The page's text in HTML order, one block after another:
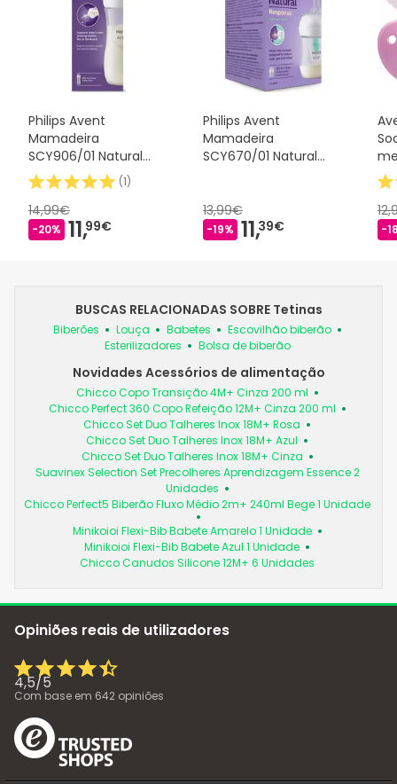
Philips Avent
Mamadeira
SCY906/01 Natural
Response 330ml
(1)
14,99€
-20% 11,99€
Philips Avent
Mamadeira
SCY670/01 Natural
13,99€
-19% 11,39€ -
BUSCAS RELACIONADAS SOBRE Tetinas
Biberões Louça Babetes
Escovilhão biberão
Esterilizadores
Bolsa de biberão
Novidades Acessórios de alimentação
Chicco Copo Transição 4M+ Cinza 200 ml
Chicco Perfect 360 Copo Refeição 12M+ Cinza 200 ml
Chicco Set Duo Talheres Inox 18M+ Rosa
Chicco Set Duo Talheres Inox 18M+ Azul
Chicco Set Duo Talheres Inox 18M+ Cinza
Suavinex Selection Set Precolheres Aprendizagem Essence 2
Unidades
Chicco Perfect5 Biberão Fluxo Médio 2m+ 240ml Bege 1 Unidade
Minikoioi Flexi-Bib Babete Amarelo 1 Unidade
Minikoioi Flexi-Bib Babete Azul 1 Unidade
Chicco Canudos Silicone 12M+ 6 Unidades
Opiniões reais de utilizadores
4,5/5
Com base em 642 opiniões